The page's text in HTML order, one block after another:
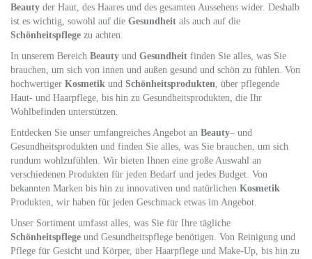
Beauty der Haut, des Haares und des gesamten Aussehens wider. Deshalb
ist es wichtig, sowohl auf die Gesundheit als auch auf die
Schönheitspflege zu achten.
In unserem Bereich Beauty und Gesundheit finden Sie alles, was Sie
brauchen, um sich von innen und außen gesund und schön zu fühlen. Von
hochwertiger Kosmetik und Schönheitsprodukten, über pflegende
Haut- und Haarpflege, bis hin zu Gesundheitsprodukten, die Ihr
Wohlbefinden unterstützen.
Entdecken Sie unser umfangreiches Angebot an Beauty– und
Gesundheitsprodukten und finden Sie alles, was Sie brauchen, um sich
rundum wohlzufühlen. Wir bieten Ihnen eine große Auswahl an
verschiedenen Produkten für jeden Bedarf und jedes Budget. Von
bekannten Marken bis hin zu innovativen und natürlichen Kosmetik
Produkten, wir haben für jeden Geschmack etwas im Angebot.
Unser Sortiment umfasst alles, was Sie für Ihre tägliche
Schönheitspflege und Gesundheitspflege benötigen. Von Reinigung und
Pflege für Gesicht und Körper, über Haarpflege und Make-Up, bis hin zu